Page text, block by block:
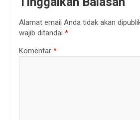
Alamat email Anda tidak akan
wajib ditandai *
Komentar *